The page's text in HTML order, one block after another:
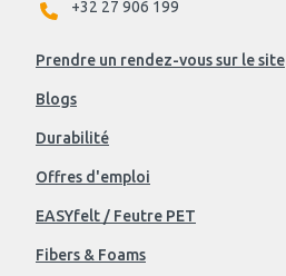
+32 27 906 199
Prendre un rendez-vous sur le site
Blogs
Durabilité
Offres d'emploi
EASYfelt / Feutre PET
Fibers & Foams